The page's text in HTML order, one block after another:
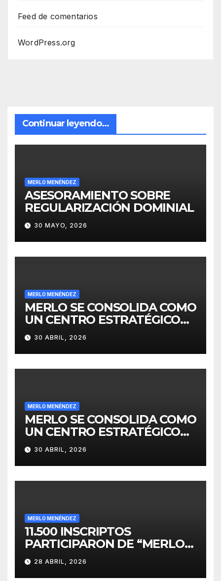
Feed de comentarios
WordPress.org
Continuar leyendo...
MERLO MENÉNDEZ
ASESORAMIENTO SOBRE
REGULARIZACIÓN DOMINIAL
30 MAYO, 2026
MERLO MENÉNDEZ
MERLO SE CONSOLIDA COMO
UN CENTRO ESTRATÉGICO
PARA EL DESARROLLO DE
INVERSIONES
30 ABRIL, 2026
MERLO MENÉNDEZ
MERLO SE CONSOLIDA COMO
UN CENTRO ESTRATÉGICO
PARA EL DESARROLLO DE
INVERSIONES
30 ABRIL, 2026
MERLO MENÉNDEZ
11.500 INSCRIPTOS
PARTICIPARON DE “MERLO
CORRE POR MALVINAS”
28 ABRIL, 2026